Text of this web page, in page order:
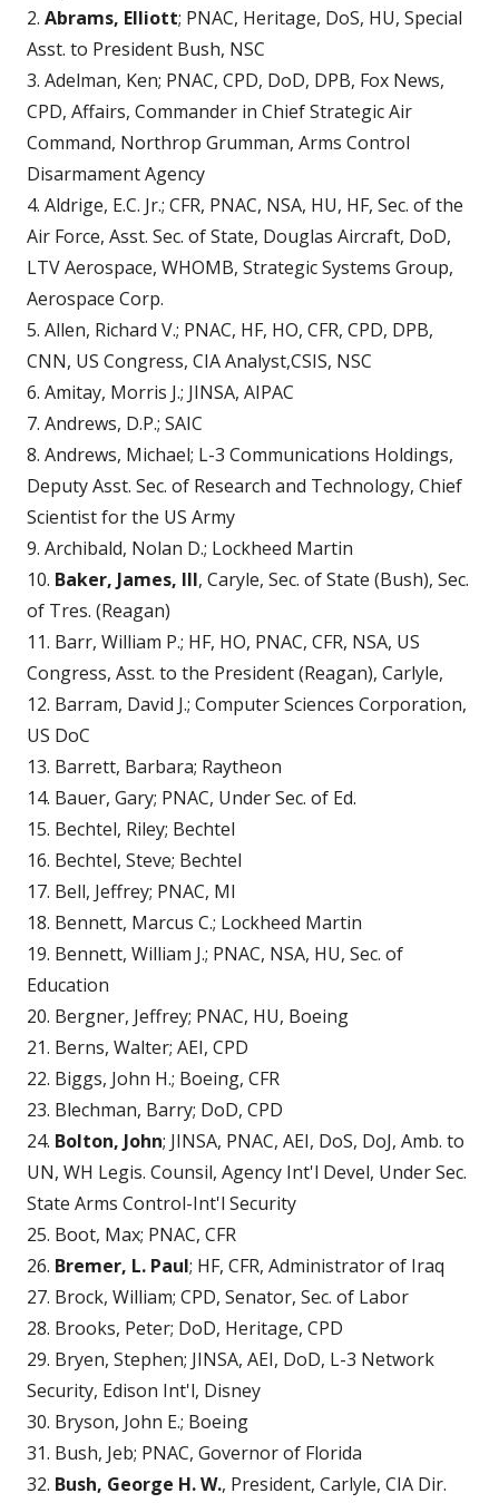
2. Abrams, Elliott; PNAC, Heritage, DoS, HU, Special
Asst. to President Bush, NSC
3. Adelman, Ken; PNAC, CPD, DoD, DPB, Fox News,
CPD, Affairs, Commander in Chief Strategic Air
Command, Northrop Grumman, Arms Control
Disarmament Agency
4. Aldrige, E.C. Jr.; CFR, PNAC, NSA, HU, HF, Sec. of the
Air Force, Asst. Sec. of State, Douglas Aircraft, DoD,
LTV Aerospace, WHOMB, Strategic Systems Group,
Aerospace Corp.
5. Allen, Richard V.; PNAC, HF, HO, CFR, CPD, DPB,
CNN, US Congress, CIA Analyst,CSIS, NSC
6. Amitay, Morris J.; JINSA, AIPAC
7. Andrews, D.P.; SAIC
8. Andrews, Michael; L-3 Communications Holdings,
Deputy Asst. Sec. of Research and Technology, Chief
Scientist for the US Army
9. Archibald, Nolan D.; Lockheed Martin
10. Baker, James, III, Caryle, Sec. of State (Bush), Sec.
of Tres. (Reagan)
11. Barr, William P.; HF, HO, PNAC, CFR, NSA, US
Congress, Asst. to the President (Reagan), Carlyle,
12. Barram, David J.; Computer Sciences Corporation,
US DoC
13. Barrett, Barbara; Raytheon
14. Bauer, Gary; PNAC, Under Sec. of Ed.
15. Bechtel, Riley; Bechtel
16. Bechtel, Steve; Bechtel
17. Bell, Jeffrey; PNAC, MI
18. Bennett, Marcus C.; Lockheed Martin
19. Bennett, William J.; PNAC, NSA, HU, Sec. of
Education
20. Bergner, Jeffrey; PNAC, HU, Boeing
21. Berns, Walter; AEI, CPD
22. Biggs, John H.; Boeing, CFR
23. Blechman, Barry; DoD, CPD
24. Bolton, John; JINSA, PNAC, AEI, DoS, DoJ, Amb. to
UN, WH Legis. Counsil, Agency Int'l Devel, Under Sec.
State Arms Control-Int'l Security
25. Boot, Max; PNAC, CFR
26. Bremer, L. Paul; HF, CFR, Administrator of Iraq
27. Brock, William; CPD, Senator, Sec. of Labor
28. Brooks, Peter; DoD, Heritage, CPD
29. Bryen, Stephen; JINSA, AEI, DoD, L-3 Network
Security, Edison Int'l, Disney
30. Bryson, John E.; Boeing
31. Bush, Jeb; PNAC, Governor of Florida
32. Bush, George H. W., President, Carlyle, CIA Dir.